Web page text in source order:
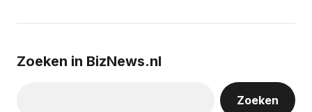
Zoeken in BizNews.nl
Zoeken